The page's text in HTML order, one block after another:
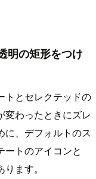
明の矩形をつけ
トとセレクテッドの
変わったときにズレ
に、デフォルトのス
ートのアイコンと
ます。